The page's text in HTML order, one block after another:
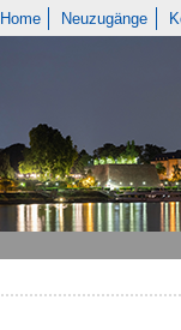
Home Neuzugänge